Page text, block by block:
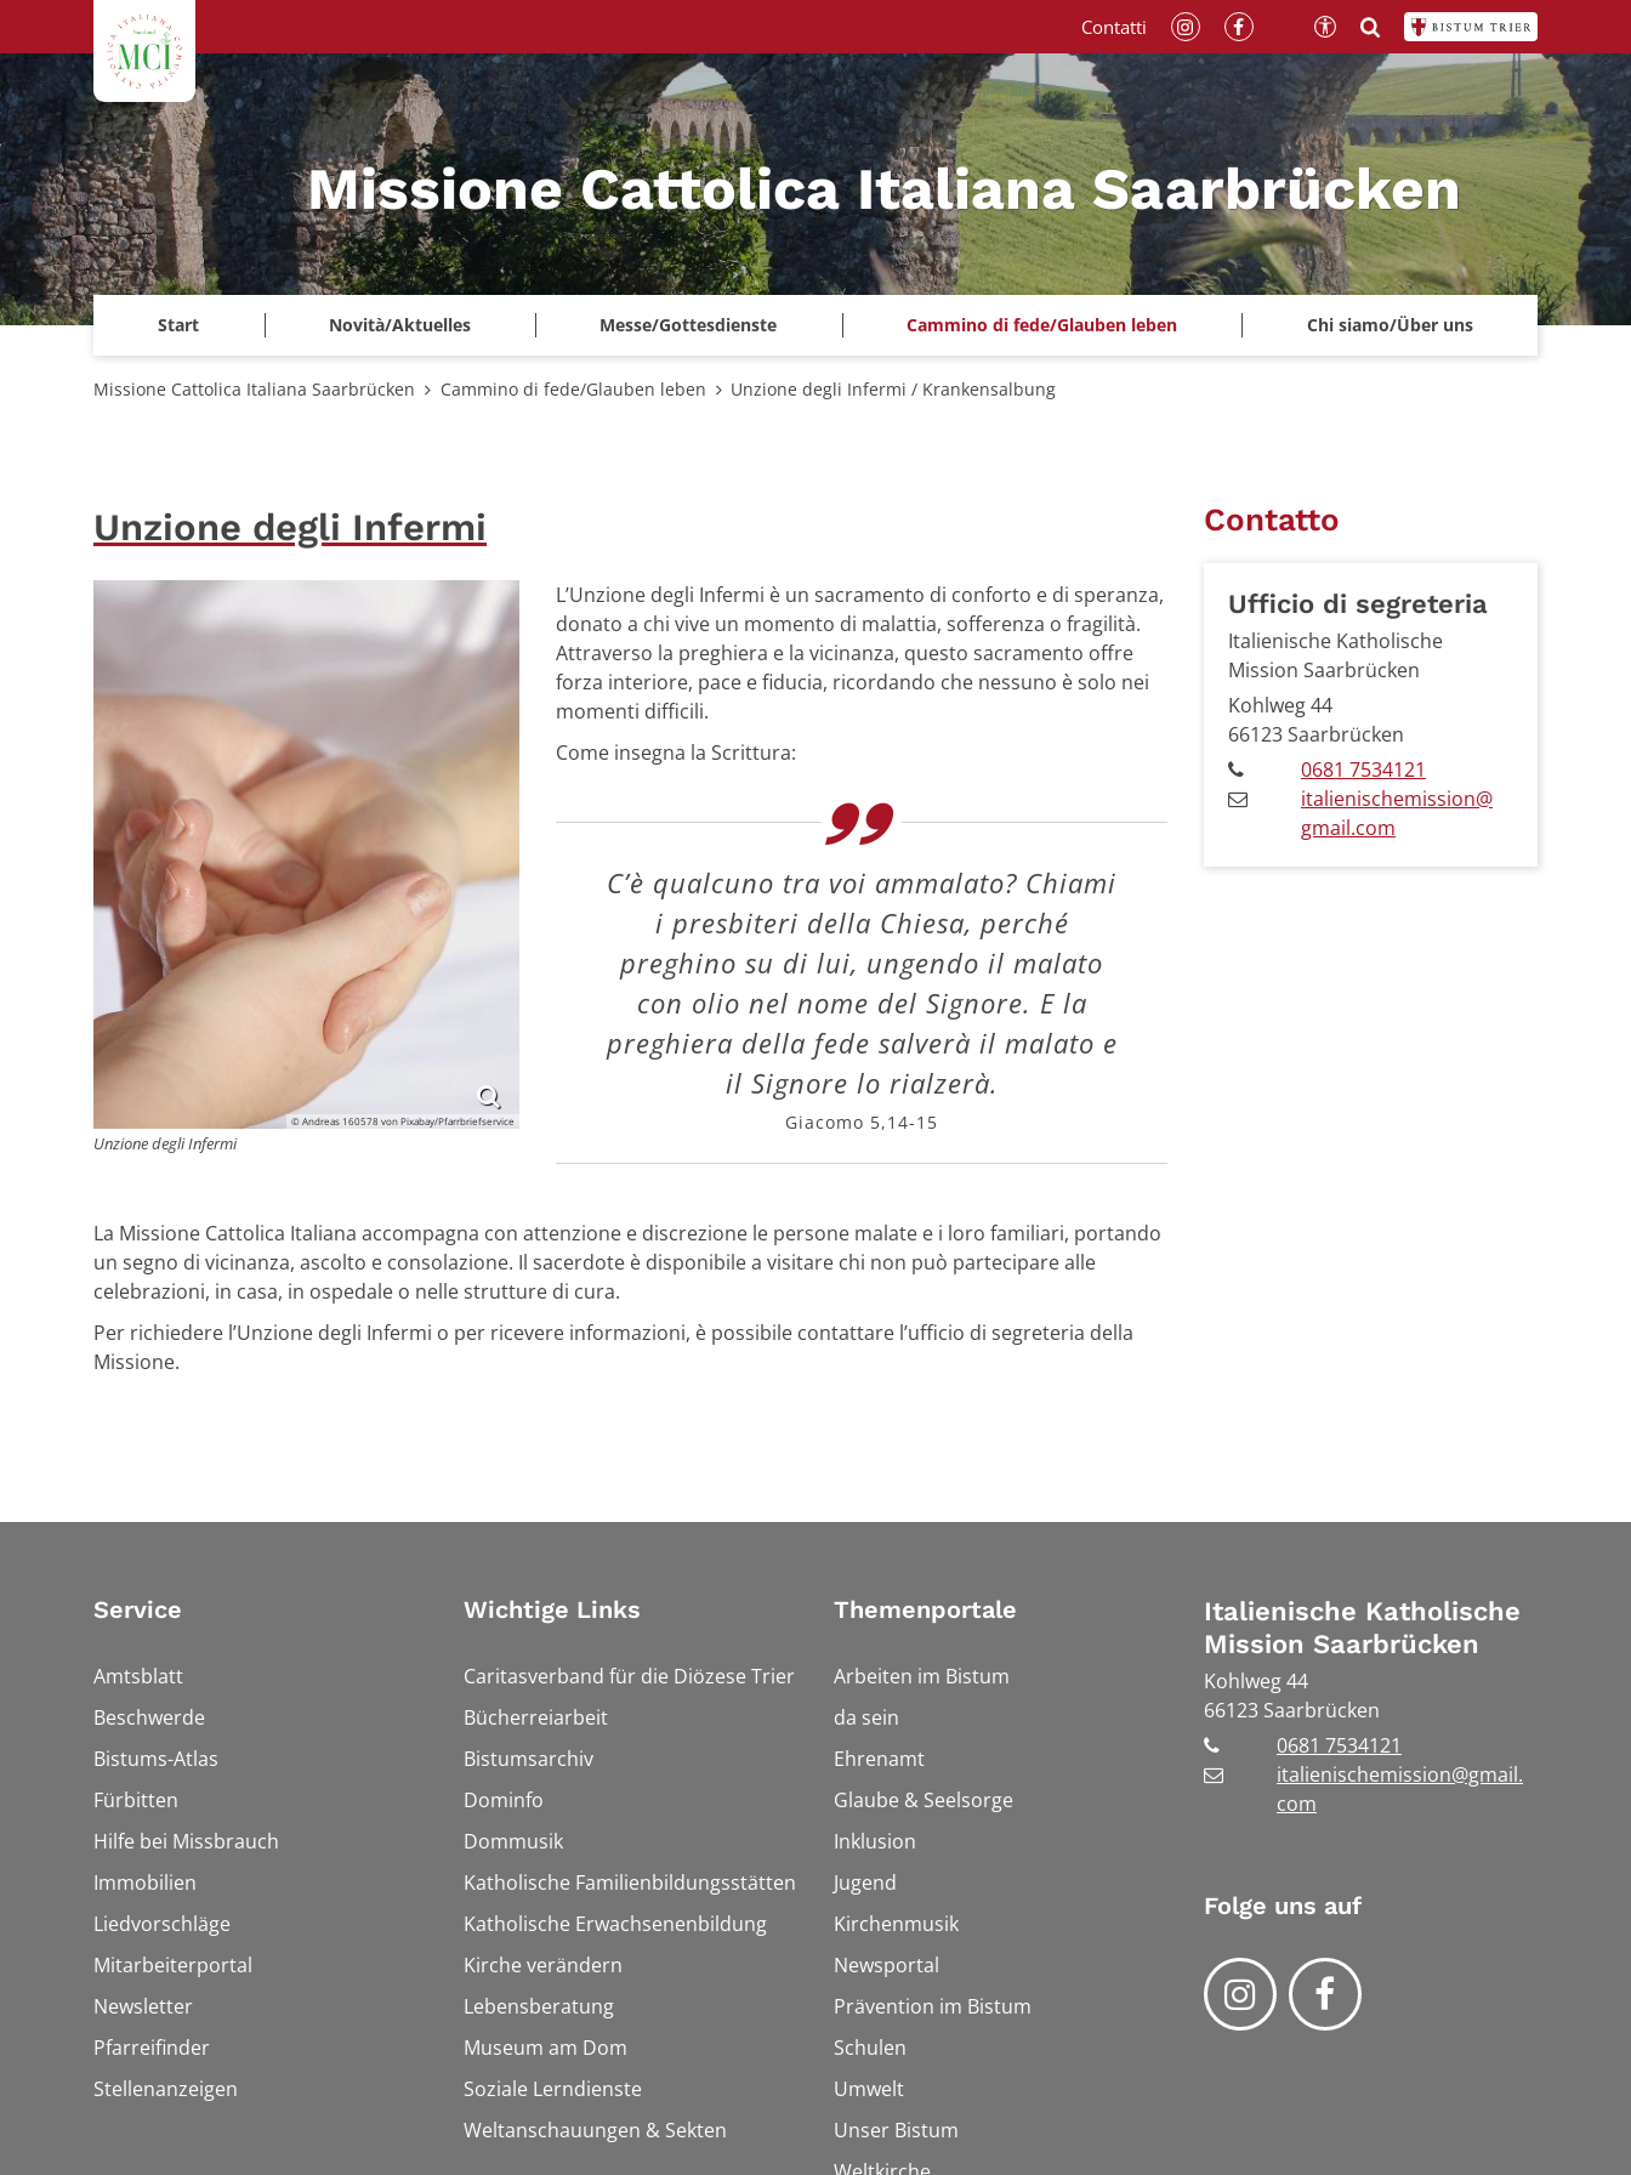
Zum Inhalt springen
Missione Cattolica Italiana Saarbrücken
Start Novità/Aktuelles Messe/Gottesdienste Cammino di fede/Glauben leben Chi siamo/Über uns
Contatti
Missione Cattolica Italiana Saarbrücken Cammino di fede/Glauben leben Unzione degli Infermi / Krankensalbung
Unzione degli Infermi
© Andreas 160578 von Pixabay/Pfarrbriefservice
Unzione degli Infermi
L’Unzione degli Infermi è un sacramento di conforto e di speranza,
donato a chi vive un momento di malattia, sofferenza o fragilità.
Attraverso la preghiera e la vicinanza, questo sacramento offre
forza interiore, pace e fiducia, ricordando che nessuno è solo nei
momenti difficili.
Come insegna la Scrittura:
C’è qualcuno tra voi ammalato? Chiami
i presbiteri della Chiesa, perché
preghino su di lui, ungendo il malato
con olio nel nome del Signore. E la
preghiera della fede salverà il malato e
il Signore lo rialzerà.
Giacomo 5,14-15
La Missione Cattolica Italiana accompagna con attenzione e discrezione le persone malate e i loro familiari, portando
un segno di vicinanza, ascolto e consolazione. Il sacerdote è disponibile a visitare chi non può partecipare alle
celebrazioni, in casa, in ospedale o nelle strutture di cura.
Per richiedere l’Unzione degli Infermi o per ricevere informazioni, è possibile contattare l’ufficio di segreteria della
Missione.
Contatto
Ufficio di segreteria
Italienische Katholische
Mission Saarbrücken
Kohlweg 44
66123Saarbrücken
0681 7534121
italienischemission@
gmail.com
Service
Amtsblatt
Beschwerde
Bistums-Atlas
Fürbitten
Hilfe bei Missbrauch
Immobilien
Liedvorschläge
Mitarbeiterportal
Newsletter
Pfarreifinder
Stellenanzeigen
Wichtige Links
Caritasverband für die Diözese Trier
Bücherreiarbeit
Bistumsarchiv
Dominfo
Dommusik
Katholische Familienbildungsstätten
Katholische Erwachsenenbildung
Kirche verändern
Lebensberatung
Museum am Dom
Soziale Lerndienste
Weltanschauungen & Sekten
Themenportale
Arbeiten im Bistum
da sein
Ehrenamt
Glaube & Seelsorge
Inklusion
Jugend
Kirchenmusik
Newsportal
Prävention im Bistum
Schulen
Umwelt
Unser Bistum
Italienische Katholische
Mission Saarbrücken
Kohlweg 44
66123 Saarbrücken
0681 7534121
italienischemission@gmail.
com
Folge uns auf